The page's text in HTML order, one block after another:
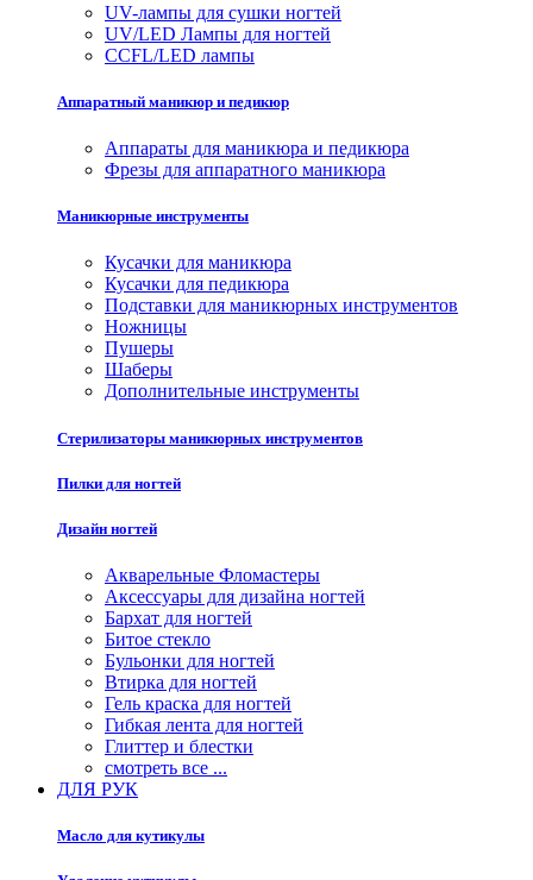
UV-лампы для сушки ногтей
UV/LED Лампы для ногтей
CCFL/LED лампы
Аппаратный маникюр и педикюр
Аппараты для маникюра и педикюра
Фрезы для аппаратного маникюра
Маникюрные инструменты
Кусачки для маникюра
Кусачки для педикюра
Подставки для маникюрных инструментов
Ножницы
Пушеры
Шаберы
Дополнительные инструменты
Стерилизаторы маникюрных инструментов
Пилки для ногтей
Дизайн ногтей
Акварельные Фломастеры
Аксессуары для дизайна ногтей
Бархат для ногтей
Битое стекло
Бульонки для ногтей
Втирка для ногтей
Гель краска для ногтей
Гибкая лента для ногтей
Глиттер и блестки
смотреть все ...
ДЛЯ РУК
Масло для кутикулы